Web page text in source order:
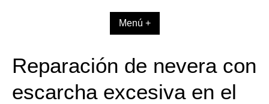
Menú +
Reparación de nevera con
escarcha excesiva en el